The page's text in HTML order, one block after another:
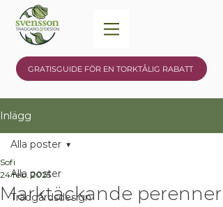
GRATISGUIDE FÖR EN TORKTÅLIG RABATT
Inlägg
Alla poster
Trädgårdsdesign
Alla poster
Marktäckande perenner
Sofi
24 feb. 2025